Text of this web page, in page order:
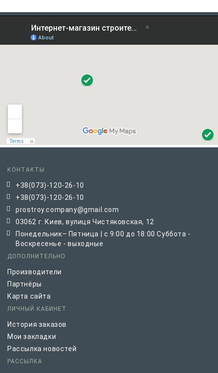
КОНТАКТЫ
+38(073)-120-26-10
+38(073)-120-26-10
prostroy.company@gmail.com
03062 г. Киев, вулиця Чистяковская, 12
Понедельник– Пятница | с 9:00 до 18:00 Суббота -
Воскресенье - выходные
ДОПОЛНИТЕЛЬНО
Производители
Партнёры
Карта сайта
ЛИЧНЫЙ КАБИНЕТ
История заказов
Мои закладки
Рассылка новостей
РАССЫЛКА